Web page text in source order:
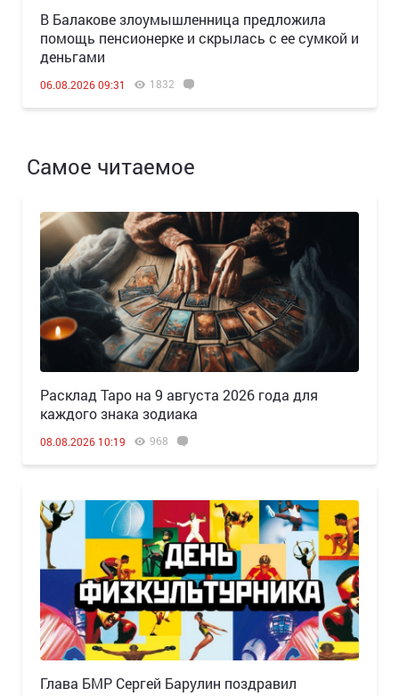
В Балакове злоумышленница предложила
помощь пенсионерке и скрылась с ее сумкой и
деньгами
06.08.2026 09:31 1832
Самое читаемое
Расклад Таро на 9 августа 2026 года для
каждого знака зодиака
08.08.2026 10:19 968
Глава БМР Сергей Барулин поздравил